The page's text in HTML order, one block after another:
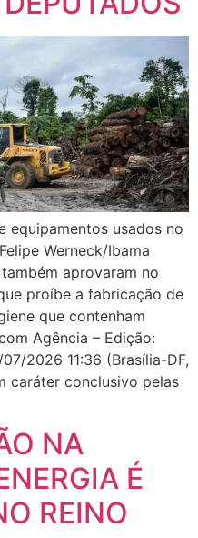
equipamentos usados no
Werneck/Ibama
também aprovaram no
proíbe a fabricação de
que contenham
Agência – Edição:
2026 11:36 (Brasília-DF,
caráter conclusivo pelas
NA
É
REINO